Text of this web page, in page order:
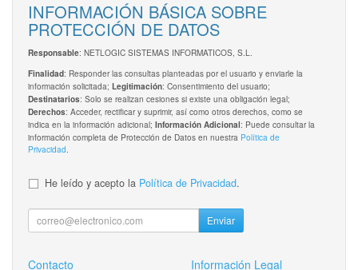
INFORMACIÓN BÁSICA SOBRE
PROTECCIÓN DE DATOS
Responsable: NETLOGIC SISTEMAS INFORMATICOS, S.L.
Finalidad: Responder las consultas planteadas por el usuario y enviarle la
información solicitada; Legitimación: Consentimiento del usuario;
Destinatarios: Solo se realizan cesiones si existe una obligación legal;
Derechos: Acceder, rectificar y suprimir, así como otros derechos, como se
indica en la información adicional; Información Adicional: Puede consultar la
información completa de Protección de Datos en nuestra Política de
Privacidad
He leído y acepto la Política de Privacidad.
Enviar
Contacto Información Legal